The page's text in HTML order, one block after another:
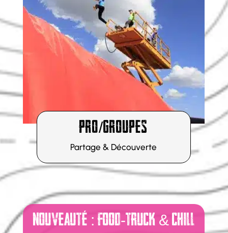
DÉCOUVRIR
PRO/GROUPES
Partage & Découverte
NOUVEAUTÉ : FOOD-TRUCK & CHILL